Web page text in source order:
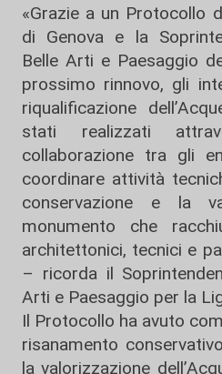
«Grazie a un Protocollo
di Genova e la
Belle Arti e Paesaggio
prossimo rinnovo, gli
riqualificazione
stati realizzati
collaborazione tra gli
coordinare attività
conservazione e la
monumento che
architettonici, tecnici e
– ricorda il
Arti e Paesaggio per la
Il Protocollo ha avuto
risanamento
la valorizzazione